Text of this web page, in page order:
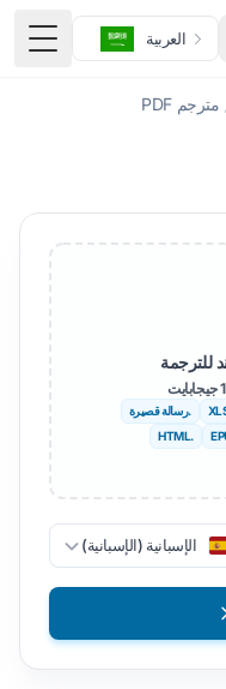
العربية
قائمة
مترجم PDF
للترجمة
1 جيجابايت
.رسالة قصيرة
.HTML
الإسبانية (الإسبانية)